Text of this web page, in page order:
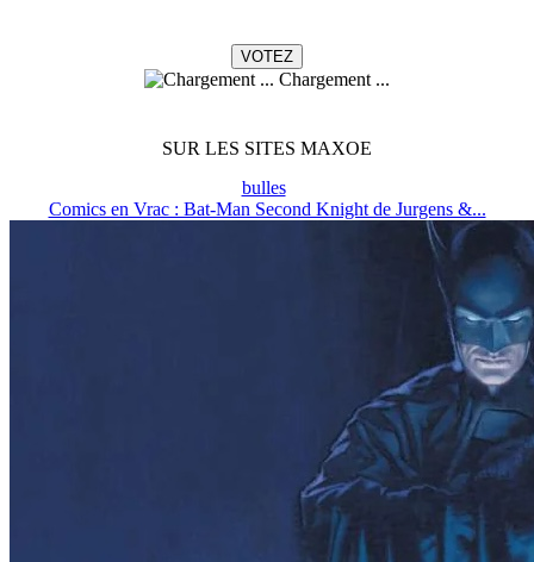
Chargement ...
SUR LES SITES MAXOE
bulles
Comics en Vrac : Bat-Man Second Knight de Jurgens &...